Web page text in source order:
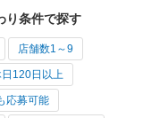
り条件で探す
店舗数1～9
120日以上
応募可能